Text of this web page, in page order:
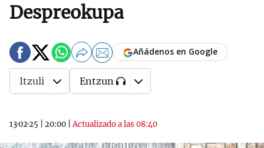
Despreokupa
13·02·25 20:00 |Actualizado a las 08:40
Añádenos en Google
Itzuli Entzun